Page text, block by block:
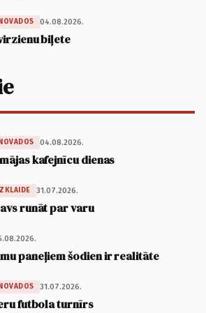
04.08.2026.
biļete
04.08.2026.
kafejnīcu dienas
31.07.2026.
runāt par varu
paneļiem šodien ir realitāte
31.07.2026.
futbola turnīrs